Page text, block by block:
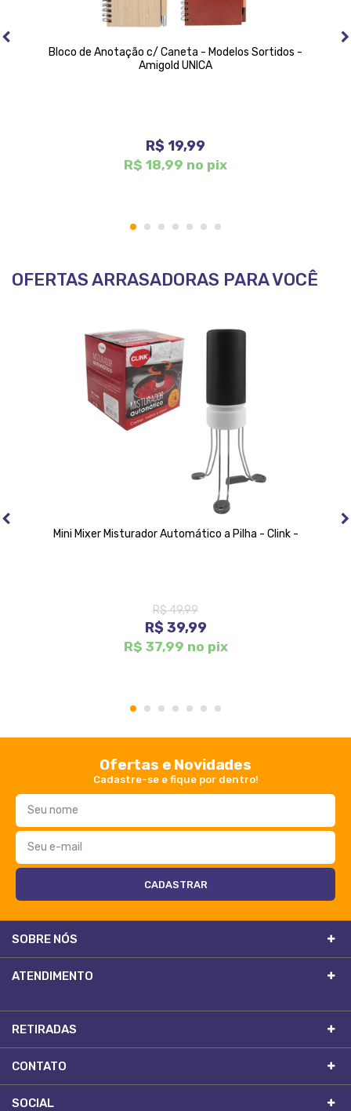
Bloco de Anotação c/ Caneta - Modelos Sortidos -
Amigold UNICA
R$ 19,99
R$ 18,99 no pix
1 2 3 4 5 6 7
OFERTAS ARRASADORAS PARA VOCÊ
Mini Mixer Misturador Automático a Pilha - Clink -
R$ 49,99
R$ 39,99
R$ 37,99 no pix
1 2 3 4 5 6 7
Ofertas e Novidades
Cadastre-se e fique por dentro!
SOBRE NÓS
ATENDIMENTO
RETIRADAS
CONTATO
SOCIAL